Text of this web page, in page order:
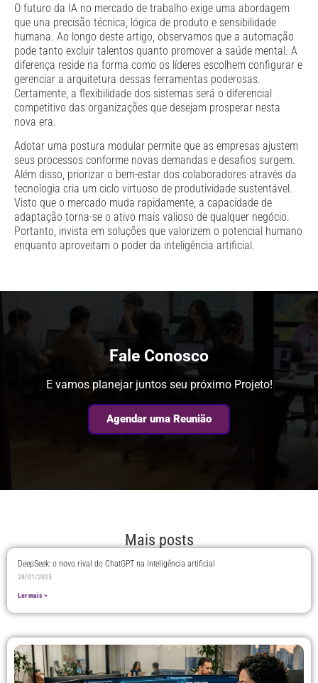
O futuro da IA no mercado de trabalho exige uma abordagem
que una precisão técnica, lógica de produto e sensibilidade
humana. Ao longo deste artigo, observamos que a automação
pode tanto excluir talentos quanto promover a saúde mental. A
diferença reside na forma como os líderes escolhem configurar e
gerenciar a arquitetura dessas ferramentas poderosas.
Certamente, a flexibilidade dos sistemas será o diferencial
competitivo das organizações que desejam prosperar nesta
nova era.
Adotar uma postura modular permite que as empresas ajustem
seus processos conforme novas demandas e desafios surgem.
Além disso, priorizar o bem-estar dos colaboradores através da
tecnologia cria um ciclo virtuoso de produtividade sustentável.
Visto que o mercado muda rapidamente, a capacidade de
adaptação torna-se o ativo mais valioso de qualquer negócio.
Portanto, invista em soluções que valorizem o potencial humano
enquanto aproveitam o poder da inteligência artificial.
Fale Conosco
E vamos planejar juntos seu próximo Projeto!
Agendar uma Reunião
Mais posts
DeepSeek: o novo rival do ChatGPT na inteligência artificial
28/01/2025
Ler mais >